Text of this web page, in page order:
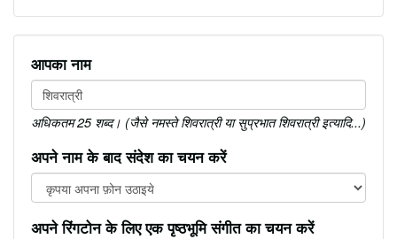
आपका नाम
अधिकतम 25 शब्द। (जैसे नमस्ते शिवरात्री या सुप्रभात शिवरात्री इत्यादि...)
अपने नाम के बाद संदेश का चयन करें
अपने रिंगटोन के लिए एक पृष्ठभूमि संगीत का चयन करें